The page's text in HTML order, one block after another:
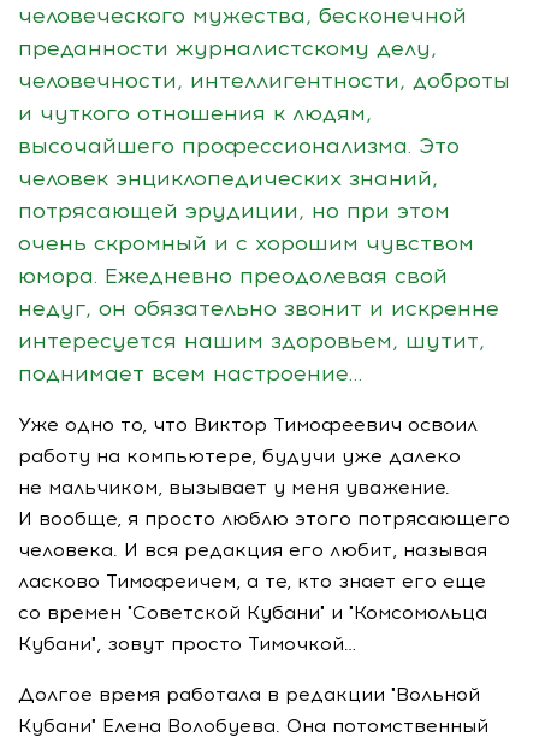
человеческого мужества, бесконечной
преданности журналистскому делу,
человечности, интеллигентности, доброты
и чуткого отношения к людям,
высочайшего профессионализма. Это
человек энциклопедических знаний,
потрясающей эрудиции, но при этом
очень скромный и с хорошим чувством
юмора. Ежедневно преодолевая свой
недуг, он обязательно звонит и искренне
интересуется нашим здоровьем, шутит,
поднимает всем настроение…
Уже одно то, что Виктор Тимофеевич освоил
работу на компьютере, будучи уже далеко
не мальчиком, вызывает у меня уважение.
И вообще, я просто люблю этого потрясающего
человека. И вся редакция его любит, называя
ласково Тимофеичем, а те, кто знает его еще
со времен "Советской Кубани" и "Комсомольца
Кубани", зовут просто Тимочкой…
Долгое время работала в редакции "Вольной
Кубани" Елена Волобуева. Она потомственный